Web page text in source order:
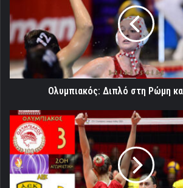
Ρώμη
και
απόλυτο
Ολυμπιακός: Διπλό στη Ρώμη
Ολυμπιακός:
Το
σερί
καλά
κρατεί